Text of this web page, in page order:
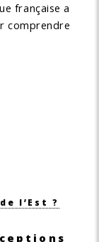
française a
comprendre
l’Est ?